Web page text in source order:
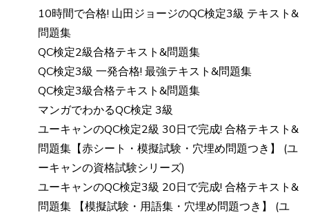
10時間で合格! 山田ジョージのQC検定3級 テキスト&
問題集
QC検定2級合格テキスト&問題集
QC検定3級 一発合格! 最強テキスト&問題集
QC検定3級合格テキスト&問題集
マンガでわかるQC検定 3級
ユーキャンのQC検定2級 30日で完成! 合格テキスト&
問題集【赤シート・模擬試験・穴埋め問題つき】 (ユ
ーキャンの資格試験シリーズ)
ユーキャンのQC検定3級 20日で完成! 合格テキスト&
問題集 【模擬試験・用語集・穴埋め問題つき】 (ユ